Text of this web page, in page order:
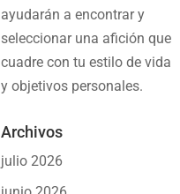
ayudarán aencontrar y
seleccionar una afición que
cuadre con tu estilo de vida
y objetivos personales.
Archivos
julio 2026